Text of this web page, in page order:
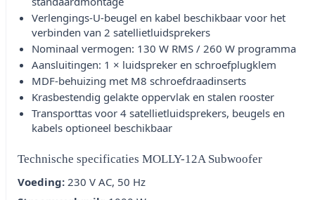
Verlengings-U-beugel en kabel beschikbaar voor het
verbinden van 2 satellietluidsprekers
Nominaal vermogen: 130 W RMS / 260 W programma
Aansluitingen: 1 × luidspreker en schroefplugklem
MDF-behuizing met M8 schroefdraadinserts
Krasbestendig gelakte oppervlak en stalen rooster
Transporttas voor 4 satellietluidsprekers, beugels en
kabels optioneel beschikbaar
Technische specificaties MOLLY-12A Subwoofer
Voeding: 230 V AC, 50 Hz